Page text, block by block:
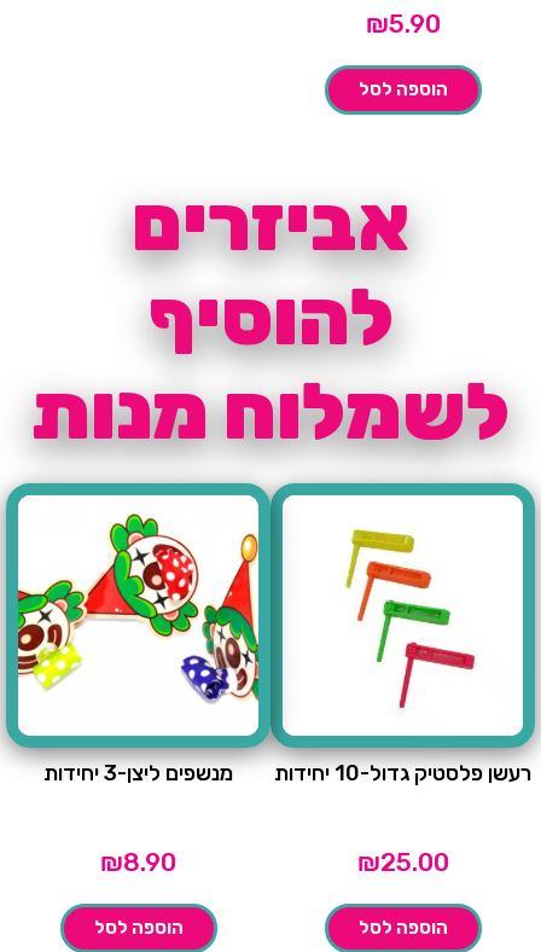
₪5.90
הוספה לסל
אביזרים
להוסיף
לשמלוח מנות
רעשן פלסטיק גדול-10 יחידות
₪25.00
הוספה לסל
מנשפים ליצן-3 יחידות
₪8.90
הוספה לסל